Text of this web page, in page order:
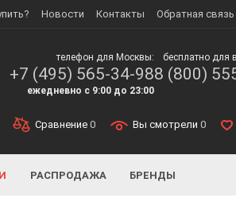
Новости Контакты Обратная связь
телефон для Москвы:
+7 (495) 565-34-98
ежедневно с 9:00 до 23:00
бесплатно для
8 (800)
Сравнение 0 Вы смотрели 0
РАСПРОДАЖА БРЕНДЫ